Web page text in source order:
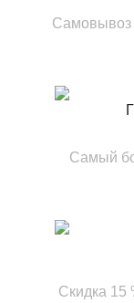
Самовывоз
Самый
Скидка 15